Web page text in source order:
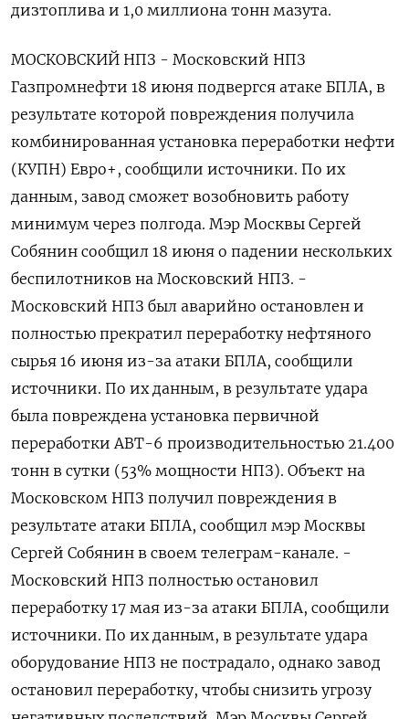
дизтоплива и 1,0 миллиона тонн мазута.
МОСКОВСКИЙ НПЗ - Московский НПЗ
Газпромнефти 18 июня подвергся атаке БПЛА, в
результате которой повреждения получила
комбинированная установка переработки нефти
(КУПН) Евро+, сообщили источники. По их
данным, завод сможет возобновить работу
минимум через полгода. Мэр Москвы Сергей
Собянин сообщил 18 июня о падении нескольких
беспилотников на Московский НПЗ. -
Московский НПЗ был аварийно остановлен и
полностью прекратил переработку нефтяного
сырья 16 июня из-за атаки БПЛА, сообщили
источники. По их данным, в результате удара
была повреждена установка первичной
переработки АВТ-6 производительностью 21.400
тонн в сутки (53% мощности НПЗ). Объект на
Московском НПЗ получил повреждения в
результате атаки БПЛА, сообщил мэр Москвы
Сергей Собянин в своем телеграм-канале. -
Московский НПЗ полностью остановил
переработку 17 мая из-за атаки БПЛА, сообщили
источники. По их данным, в результате удара
оборудование НПЗ не пострадало, однако завод
остановил переработку, чтобы снизить угрозу